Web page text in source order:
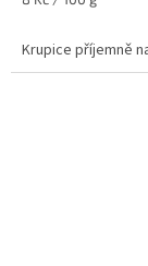
Krupice příjemně